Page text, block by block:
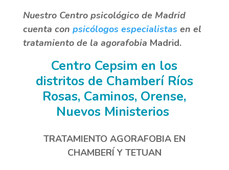
Nuestro Centro psicológico de Madrid
cuenta con psicólogos especialistasen el
tratamiento de la agorafobia Madrid.
Centro Cepsim en los
distritos de Chamberí Ríos
Rosas, Caminos, Orense,
Nuevos Ministerios
TRATAMIENTO AGORAFOBIA EN
CHAMBERÍ Y TETUAN